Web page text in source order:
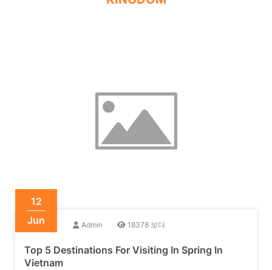
12
Jun
Admin 18378 보다
Top 5 Destinations For Visiting In Spring In
Vietnam